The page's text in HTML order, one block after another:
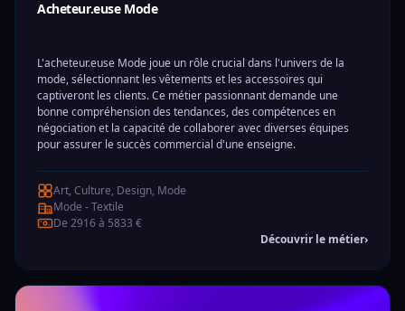
Acheteur.euse Mode
L'acheteur.euse Mode joue un rôle crucial dans l'univers de la
mode, sélectionnant les vêtements et les accessoires qui
captiveront les clients. Ce métier passionnant demande une
bonne compréhension des tendances, des compétences en
négociation et la capacité de collaborer avec diverses équipes
pour assurer le succès commercial d'une enseigne.
Art, Culture, Design, Mode
Mode - Textile
De 2916 à 5833 €
Découvrir le métier›